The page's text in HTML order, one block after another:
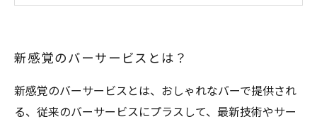
新感覚のバーサービスとは？
新感覚のバーサービスとは、おしゃれなバーで提供され
る、従来のバーサービスにプラスして、最新技術やサー